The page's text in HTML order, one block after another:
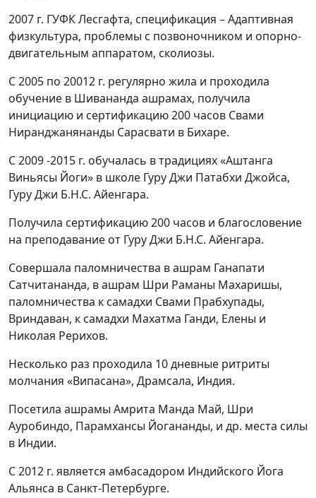
2007 г. ГУФК Лесгафта, спецификация – Адаптивная
физкультура, проблемы с позвоночником и опорно-
двигательным аппаратом, сколиозы.
С 2005 по 20012 г. регулярно жила и проходила
обучение в Шивананда ашрамах, получила
инициацию и сертификацию 200 часов Свами
Ниранджанянанды Сарасвати в Бихаре.
С 2009 -2015 г. обучалась в традициях «Аштанга
Виньясы Йоги» в школе Гуру Джи Патабхи Джойса,
Гуру Джи Б.Н.С. Айенгара.
Получила сертификацию200 часов и благословение
на преподавание от Гуру Джи Б.Н.С. Айенгара.
Совершала паломничества в ашрам Ганапати
Сатчитананда, в ашрам Шри Раманы Махаришы,
паломничества к самадхи Свами Прабхупады,
Вриндаван, к самадхи Махатма Ганди, Елены и
Николая Рерихов.
Несколько раз проходила 10 дневные ритриты
молчания «Випасана», Драмсала, Индия.
Посетила ашрамы Амрита Манда Май, Шри
Ауробиндо, Парамхансы Йогананды, и др. места силы
в Индии.
С 2012 г. является амбасадором Индийского Йога
Альянса в Санкт-Петербурге.